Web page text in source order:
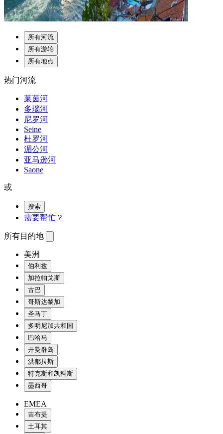
所有河流
所有游轮
所有地点
热门河流
莱茵河
多瑙河
尼罗河
Seine
杜罗河
湄公河
亚马逊河
Saone
或
搜索
需要帮忙？
所有目的地
美洲
伯利兹
加拉帕戈斯
古巴
哥斯达黎加
圣马丁
多明尼加共和国
巴哈马
开曼群岛
洪都拉斯
特克斯和凯科斯
墨西哥
EMEA
吉布提
土耳其